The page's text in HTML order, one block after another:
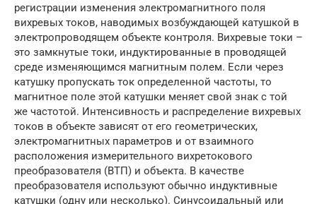
регистрации изменения электромагнитного поля
вихревых токов, наводимых возбуждающей катушкой в
электропроводящем объекте контроля. Вихревые токи –
это замкнутые токи, индуктированные в проводящей
среде изменяющимся магнитным полем. Если через
катушку пропускать ток определенной частоты, то
магнитное поле этой катушки меняет свой знак с той
же частотой. Интенсивность и распределение вихревых
токов в объекте зависят от его геометрических,
электромагнитных параметров и от взаимного
расположения изме­рительного вихретокового
преобразователя (ВТП) и объекта. В качестве
преобразователя используют обычно индуктивные
катушки (одну или несколько). Синусоидальный или